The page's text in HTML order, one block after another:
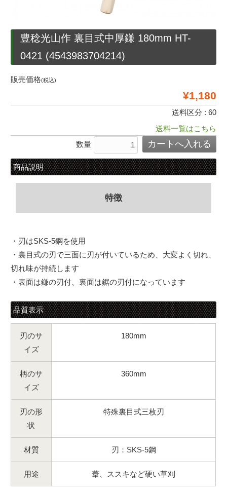
豊稔光山作 裏目式中厚鎌 180mm HT-
0421 (4543983704214)
販売価格(税込)
¥1,180
送料区分 : 60
送料一覧はこちら
数量
商品説明
特徴
・刃はSKS-5鋼を使用
・裏目式の刃で三面に刃が付いているため、大変よく切れ、
切れ味が持続します
・表面は鎌の刃付、裏面は鋸の刃付になっています
品質表示
刃のサ
イズ
180mm
柄のサ
イズ
360mm
刃の形
状
特殊裏目式三枚刃
材質 刃：SKS-5鋼
用途 葦、ススキなど硬い草刈